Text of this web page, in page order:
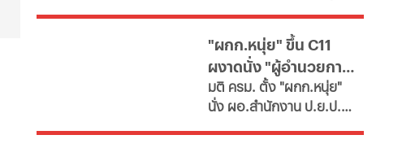
เครื่องอบกล้วยตาก-
สปก.ซื้อเครื่องทำลูกชิ้น-
ตัดตะไคร้ - แฉ! รองปลัด
มท.ตบโต๊ะไม่พอใจขอ
เอกสารเพิ่ม
"ผกก.หนุ่ย" ขึ้น C11
ผงาดนั่ง "ผู้อำนวยการ
ป.ย.ป."
มติ ครม. ตั้ง "ผกก.หนุ่ย"
นั่ง ผอ.สำนักงาน ป.ย.ป.